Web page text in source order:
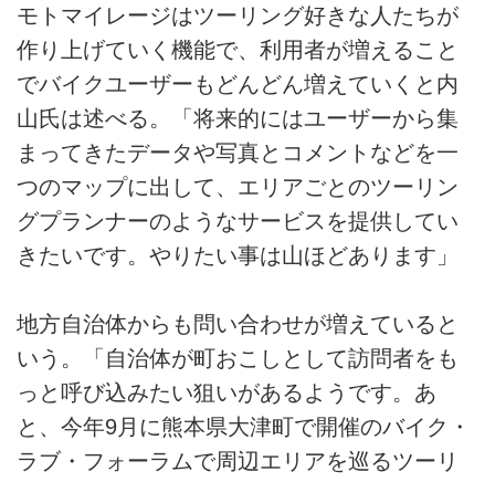
モトマイレージはツーリング好きな人たちが
作り上げていく機能で、利用者が増えること
でバイクユーザーもどんどん増えていくと内
山氏は述べる。「将来的にはユーザーから集
まってきたデータや写真とコメントなどを一
つのマップに出して、エリアごとのツーリン
グプランナーのようなサービスを提供してい
きたいです。やりたい事は山ほどあります」
地方自治体からも問い合わせが増えていると
いう。「自治体が町おこしとして訪問者をも
っと呼び込みたい狙いがあるようです。あ
と、今年9月に熊本県大津町で開催のバイク・
ラブ・フォーラムで周辺エリアを巡るツーリ